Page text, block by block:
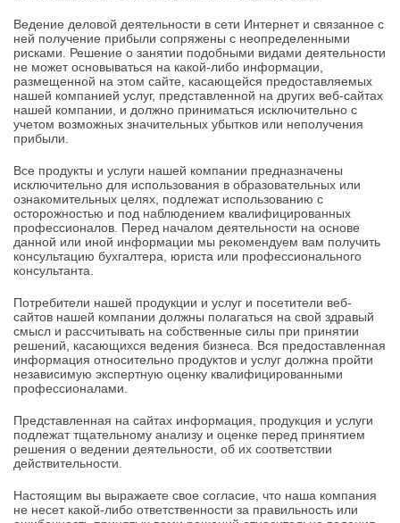
Ведение деловой деятельности в сети Интернет и связанное с
ней получение прибыли сопряжены с неопределенными
рисками. Решение о занятии подобными видами деятельности
не может основываться на какой-либо информации,
размещенной на этом сайте, касающейся предоставляемых
нашей компанией услуг, представленной на других веб-сайтах
нашей компании, и должно приниматься исключительно с
учетом возможных значительных убытков или неполучения
прибыли.
Все продукты и услуги нашей компании предназначены
исключительно для использования в образовательных или
ознакомительных целях, подлежат использованию с
осторожностью и под наблюдением квалифицированных
профессионалов. Перед началом деятельности на основе
данной или иной информации мы рекомендуем вам получить
консультацию бухгалтера, юриста или профессионального
консультанта.
Потребители нашей продукции и услуг и посетители веб-
сайтов нашей компании должны полагаться на свой здравый
смысл и рассчитывать на собственные силы при принятии
решений, касающихся ведения бизнеса. Вся предоставленная
информация относительно продуктов и услуг должна пройти
независимую экспертную оценку квалифицированными
профессионалами.
Представленная на сайтах информация, продукция и услуги
подлежат тщательному анализу и оценке перед принятием
решения о ведении деятельности, об их соответствии
действительности.
Настоящим вы выражаете свое согласие, что наша компания
не несет какой-либо ответственности за правильность или